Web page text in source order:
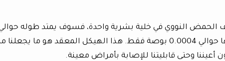
النووي في خلية بشرية واحدة، فسوف يمتد طوله
183سم، لكنه معبأ في نواة صغيرة يبلغ قطرها حوالي 0.0004 بوصة فقط. هذا الهيكل المعقد هو ما يجعلنا
وحتى قابليتنا للإصابة بأمراض معينة.